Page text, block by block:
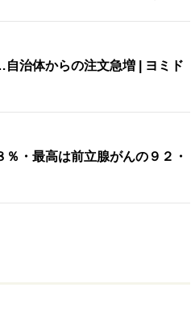
治体からの注文急増 | ヨミド
・最高は前立腺がんの９２・